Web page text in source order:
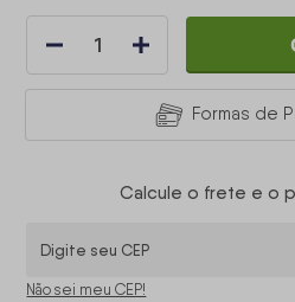
Formas de
Calcule o frete e o
Não sei meu CEP!